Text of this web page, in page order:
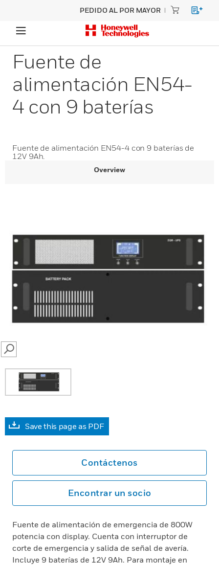
PEDIDO AL POR MAYOR
Fuente de
alimentación EN54-
4 con 9 baterías
Fuente de alimentación EN54-4 con 9 baterías de
12V 9Ah.
Overview
SEARCH
Save this page as PDF
Contáctenos
Encontrar un socio
Fuente de alimentación de emergencia de 800W
potencia con display. Cuenta con interruptor de
corte de emergencia y salida de señal de avería.
Incluye 9 baterías de 12V 9Ah. Para montaje en